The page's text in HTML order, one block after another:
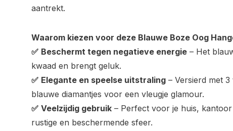
aantrekt.
Waarom kiezen voor deze Blauwe Boze Oog
✅ Beschermt tegen negatieve energie – Het
kwaad en brengt geluk.
✅ Elegante en speelse uitstraling – Versierd met
blauwe diamantjes voor een vleugje glamour.
✅ Veelzijdig gebruik – Perfect voor je huis,
rustige en beschermende sfeer.